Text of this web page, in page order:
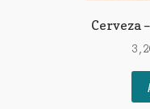
Cerveza